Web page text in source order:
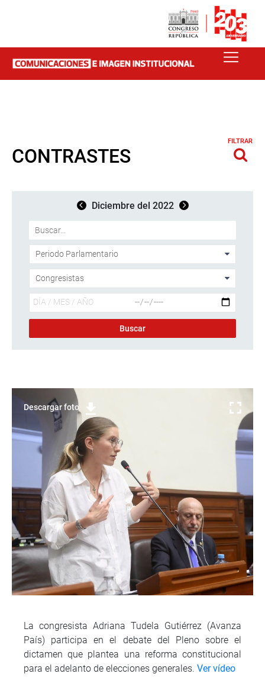
CONTRASTES
FILTRAR
Diciembre del 2022
Descargar foto
La congresista Adriana Tudela Gutiérrez (Avanza
País) participa en el debate del Pleno sobre el
dictamen que plantea una reforma constitucional
para el adelanto de elecciones generales. Ver vídeo